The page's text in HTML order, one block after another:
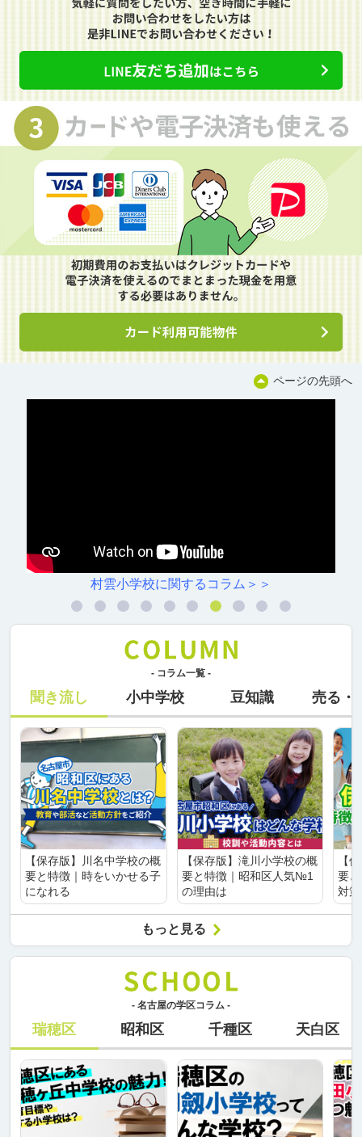
ページの先頭へ
村雲小学校に関するコラム＞＞
- コラム一覧 -
聞き流し 小中学校 豆知識 売る・
【保存版】川名中学校の概
要と特徴｜時をいかせる子
になれる
【保存版】滝川小学校の概
要と特徴｜昭和区人気№1
の理由は
【
要
対
もっと見る
- 名古屋の学区コラム -
瑞穂区 昭和区 千種区 天白区